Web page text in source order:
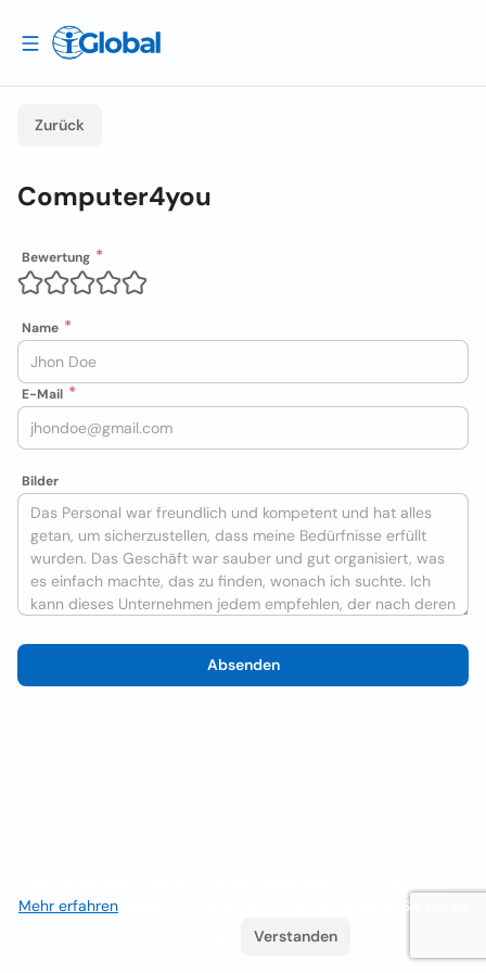
Zurück
Computer4you
Bewertung
Name
E-Mail
Bilder
Absenden
Mehr erfahren . Wenn Sie weiterhin surfen, akzeptieren Sie deren
Verstanden